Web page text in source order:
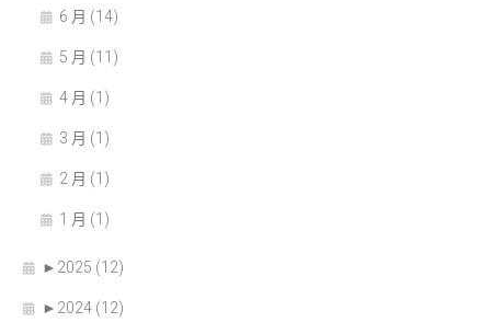
6 月 (14)
5 月 (11)
4 月 (1)
3 月 (1)
2 月 (1)
1 月 (1)
► 2025 (12)
► 2024 (12)